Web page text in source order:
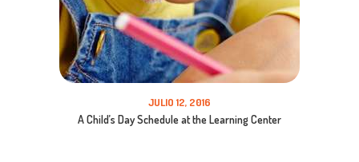
JULIO 12, 2016
A Child’s Day Schedule at the Learning Center